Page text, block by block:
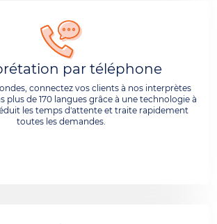
par téléphone
connectez vos clients à nos interprètes
plus de 170 langues grâce à une technologie à
les temps d'attente et traite rapidement
toutes les demandes.